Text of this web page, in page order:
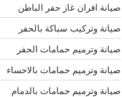
صيانة افران غاز حفر الباطن
صيانة وتركيب سباكة بالحفر
صيانة وترميم حمامات الحفر
صيانة وترميم حمامات بالاحساء
صيانة وترميم حمامات بالدمام